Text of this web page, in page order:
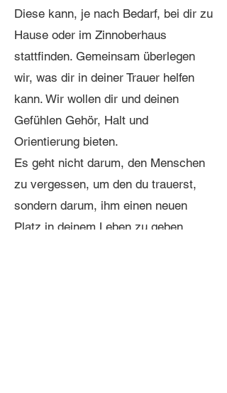
Diese kann, je nach Bedarf, bei dir zu
Hause oder im Zinnoberhaus
stattfinden. Gemeinsam überlegen
wir, was dir in deiner Trauer helfen
kann. Wir wollen dir und deinen
Gefühlen Gehör, Halt und
Orientierung bieten.
Es geht nicht darum, den Menschen
zu vergessen, um den du trauerst,
sondern darum, ihm einen neuen
Platz in deinem Leben zu geben.